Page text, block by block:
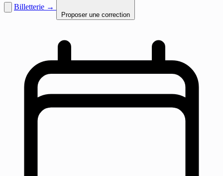
Billetterie →
Proposer une correction